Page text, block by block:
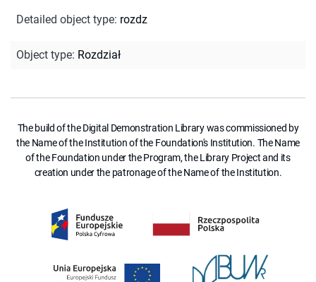
Detailed object type: rozdz
Object type: Rozdział
The build of the Digital Demonstration Library was commissioned by
the Name of the Institution of the Foundation's Institution. The Name
of the Foundation under the Program, the Library Project and its
creation under the patronage of the Name of the Institution.